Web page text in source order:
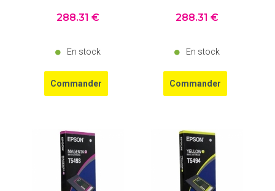
288.31 €
En stock
288.31 €
En stock